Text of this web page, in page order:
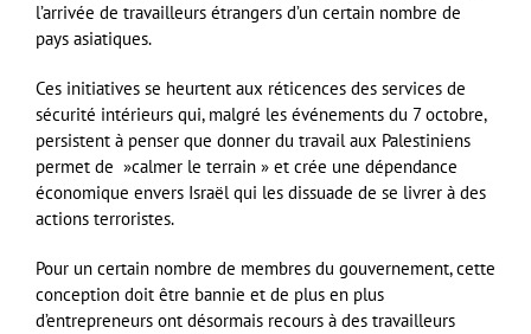
l’arrivée de travailleurs étrangers d’un certain nombre de
pays asiatiques.
Ces initiatives se heurtent aux réticences des services de
sécurité intérieurs qui, malgré les événements du 7 octobre,
persistent à penser que donner du travail aux Palestiniens
permet de »calmer le terrain » et crée une dépendance
économique envers Israël qui les dissuade de se livrer à des
actions terroristes.
Pour un certain nombre de membres du gouvernement, cette
conception doit être bannie et de plus en plus
d’entrepreneurs ont désormais recours à des travailleurs